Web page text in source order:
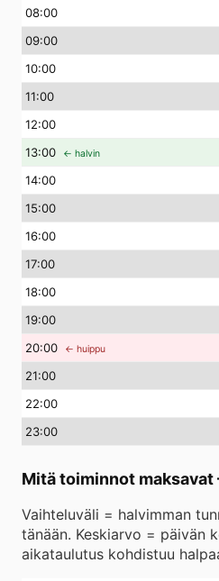
08:00
09:00
10:00
11:00
12:00
13:00 ← halvin
14:00
15:00
16:00
17:00
18:00
19:00
20:00 ← huippu
21:00
22:00
23:00
Mitä toiminnot maksavat
Vaihteluväli = halvimman
tänään. Keskiarvo = päivän
aikataulutus kohdistuu